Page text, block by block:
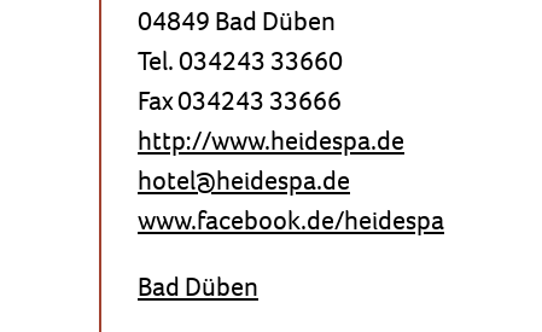
04849 Bad Düben
Tel. 034243 33660
Fax 034243 33666
http://www.heidespa.de
hotel@heidespa.de
www.facebook.de/heidespa
Bad Düben